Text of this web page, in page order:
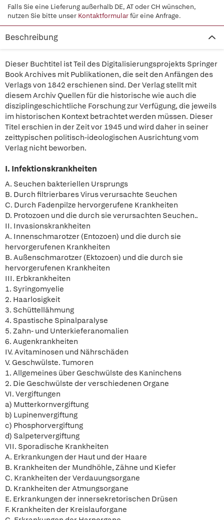
Falls Sie eine Lieferung außerhalb DE, AT oder CH wünschen,
nutzen Sie bitte unser Kontaktformularfür eine Anfrage.
Beschreibung
Dieser Buchtitel ist Teil des Digitalisierungsprojekts Springer
Book Archives mit Publikationen, die seit den Anfängen des
Verlags von 1842 erschienen sind. Der Verlag stellt mit
diesem Archiv Quellen für die historische wie auch die
disziplingeschichtliche Forschung zur Verfügung, die jeweils
im historischen Kontext betrachtet werden müssen. Dieser
Titel erschien in der Zeit vor 1945 und wird daher in seiner
zeittypischen politisch-ideologischen Ausrichtung vom
Verlag nicht beworben.
I. Infektionskrankheiten
A. Seuchen bakteriellen Ursprungs
B. Durch filtrierbares Virus verursachte Seuchen
C. Durch Fadenpilze hervorgerufene Krankheiten
D. Protozoen und die durch sie verursachten Seuchen..
II. Invasionskrankheiten
A. Innenschmarotzer (Entozoen) und die durch sie
hervorgerufenen Krankheiten
B. Außenschmarotzer (Ektozoen) und die durch sie
hervorgerufenen Krankheiten
III. Erbkrankheiten
1. Syringomyelie
2. Haarlosigkeit
3. Schüttellähmung
4. Spastische Spinalparalyse
5. Zahn- und Unterkieferanomalien
6. Augenkrankheiten
IV. Avitaminosen und Nährschäden
V. Geschwülste. Tumoren
1. Allgemeines über Geschwülste des Kaninchens
2. Die Geschwülste der verschiedenen Organe
VI. Vergiftungen
a) Mutterkornvergiftung
b) Lupinenvergiftung
c) Phosphorvergiftung
d) Salpetervergiftung
VII. Sporadische Krankheiten
A. Erkrankungen der Haut und der Haare
B. Krankheiten der Mundhöhle, Zähne und Kiefer
C. Krankheiten der Verdauungsorgane
D. Krankheiten der Atmungsorgane
E. Erkrankungen der innersekretorischen Drüsen
F. Krankheiten der Kreislauforgane